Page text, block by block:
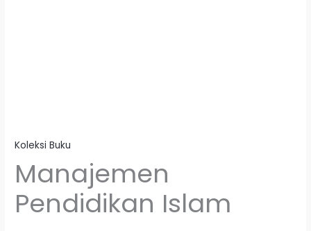
Koleksi Buku
Manajemen
Pendidikan Islam